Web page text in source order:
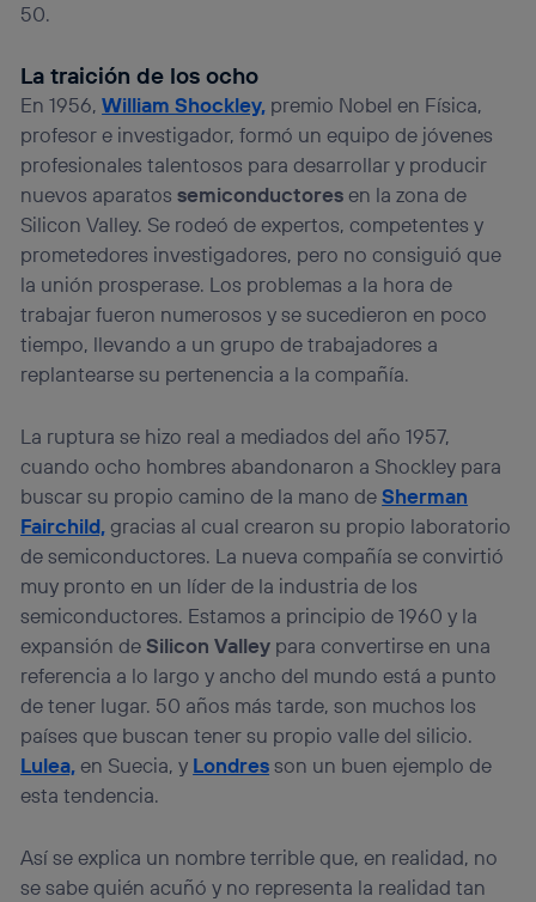
50.
La traición de los ocho
En 1956,William Shockley, premio Nobel en Física,
profesor e investigador, formó un equipo de jóvenes
profesionales talentosos para desarrollar y producir
nuevos aparatos semiconductoresen la zona de
Silicon Valley. Se rodeó de expertos, competentes y
prometedores investigadores, pero no consiguió que
la unión prosperase. Los problemas a la hora de
trabajar fueron numerosos y se sucedieron en poco
tiempo, llevando a un grupo de trabajadores a
replantearse su pertenencia a la compañía.
La ruptura se hizo real a mediados del año 1957,
cuando ocho hombres abandonaron a Shockley para
buscar su propio camino de la mano deSherman
Fairchild, gracias al cual crearon su propio laboratorio
de semiconductores. La nueva compañía se convirtió
muy pronto en un líder de la industria de los
semiconductores. Estamos a principio de 1960 y la
expansión deSilicon Valley para convertirse en una
referencia a lo largo y ancho del mundo está a punto
de tener lugar. 50 años más tarde, son muchos los
países que buscan tener su propio valle del silicio.
Lulea,en Suecia, y Londresson un buen ejemplo de
esta tendencia.
Así se explica un nombre terrible que, en realidad, no
se sabe quién acuñó y no representa la realidad tan
consienta el uso de la tecnología recibirá el mismo
identificador. Típicamente:
Si utilizas unaconexión de banda ancha(p. ej., Wi-Fi),
el marketing o análisis se realizará en función de las
actividades de navegación de los miembros del hogar
que hayan dado su consentimiento.
Si utilizasdatos móviles, el marketing será más
personalizado, ya que se basará únicamente en la
navegación del usuario del móvil.
Puedes gestionar los consentimientos Utiq seleccionando
“Administrar Utiq” en la parte inferior de esta página web o
visitando el portal de privacidad de Utiq
(“consenthub”). Para más información, consulta